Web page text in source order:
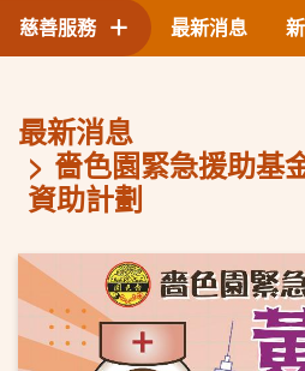
最新消息
慈善服務
最新消息
嗇色園緊急援助基
資助計劃